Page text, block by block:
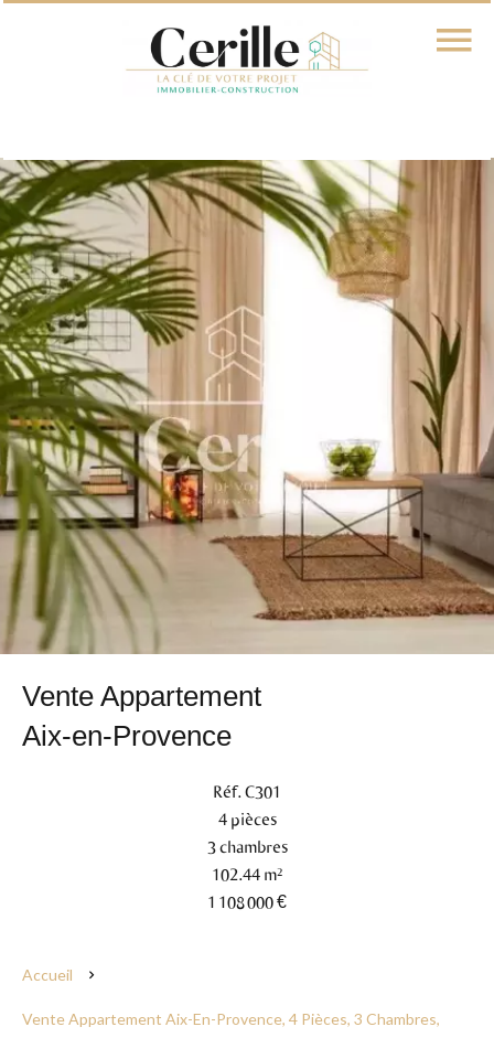
Vente Appartement
Aix-en-Provence
Réf. C301
4 pièces
3 chambres
102.44 m²
1 108 000 €
Accueil
Vente Appartement Aix-En-Provence, 4 Pièces, 3 Chambres,